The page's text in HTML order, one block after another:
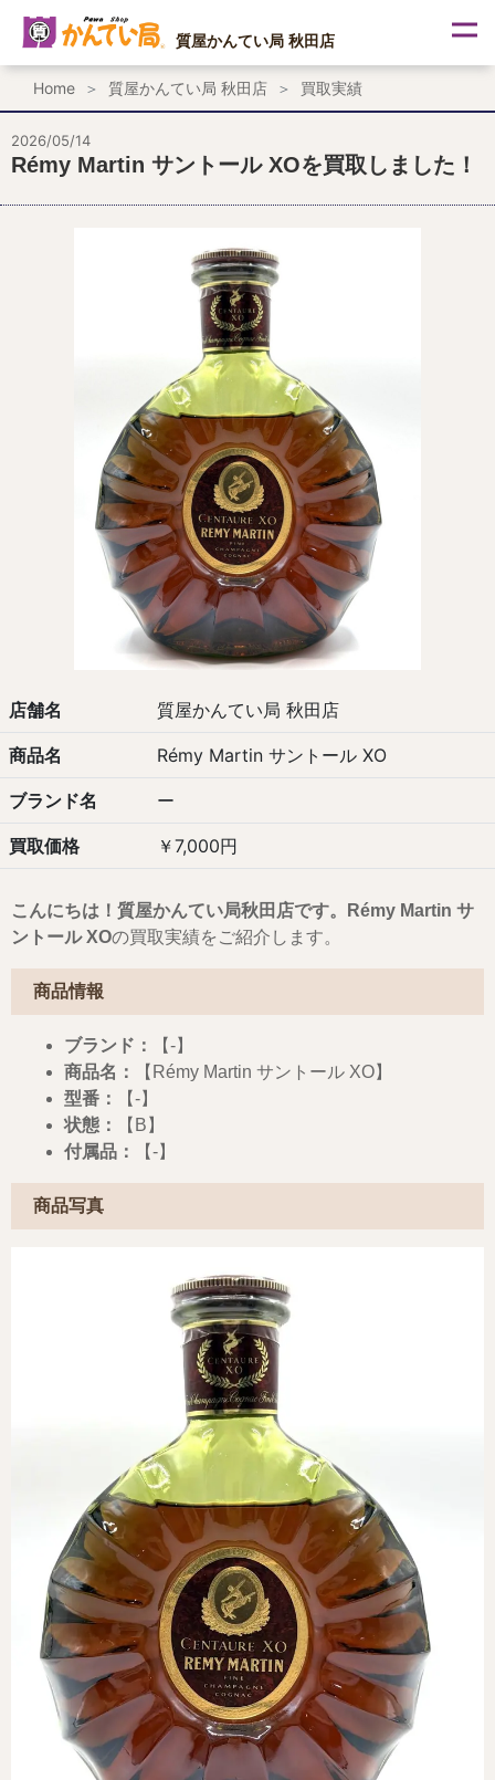
ス
ッ
プ
質屋かんてい局 秋田店
Home 質屋かんてい局 秋田店 買取実績
2026/05/14
Rémy Martin サントール XOを買取しました！
店舗名 質屋かんてい局 秋田店
商品名 Rémy Martin サントール XO
ブランド名 ー
買取価格 ￥7,000円
こんにちは！質屋かんてい局秋田店です。Rémy Martin サ
ントール XOの買取実績をご紹介します。
商品情報
ブランド：
【-】
商品名：
【Rémy Martin サントール XO】
型番：
【-】
状態：
【B】
付属品：
【-】
商品写真